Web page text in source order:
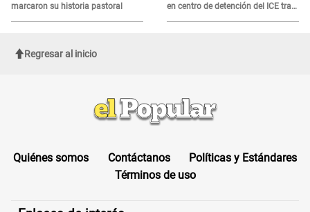
marcaron su historia pastoral
en centro de detención del ICE tras
sufrir una "emergencia médica"
Regresar al inicio
Quiénes somos Contáctanos
Políticas y Estándares
Términos de uso